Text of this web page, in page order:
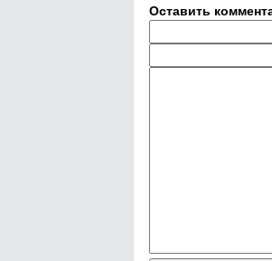
Оставить